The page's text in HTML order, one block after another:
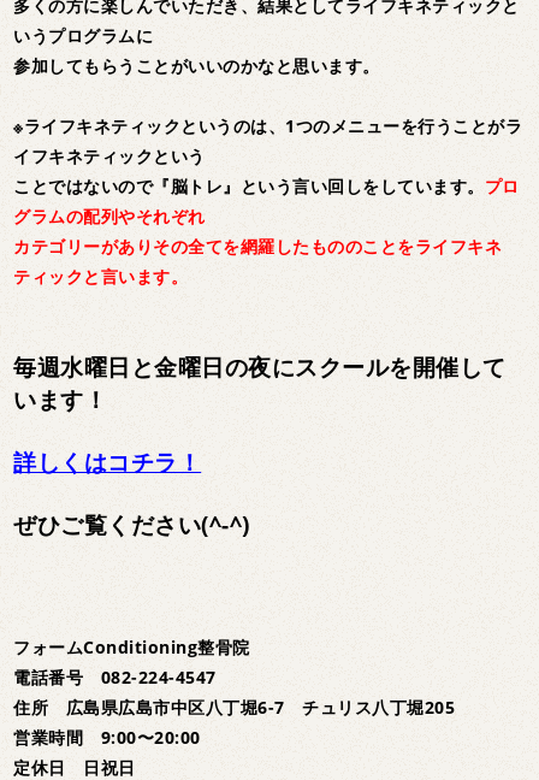
多くの方に楽しんでいただき、結果としてライフキネティックと
いうプログラムに
参加してもらうことがいいのかなと思います。
※ライフキネティックというのは、1つのメニューを行うことがラ
イフキネティックという
ことではないので『脳トレ』という言い回しをしています。 プロ
グラムの配列やそれぞれ
カテゴリーがありその全てを網羅したもののことをライフキネ
ティックと言います。
毎週水曜日と金曜日の夜にスクールを開催して
います！
詳しくはコチラ！
ぜひご覧ください(^-^)
フォームConditioning整骨院
電話番号 082-224-4547
住所 広島県広島市中区八丁堀6-7 チュリス八丁堀205
営業時間 9:00〜20:00
定休日 日祝日